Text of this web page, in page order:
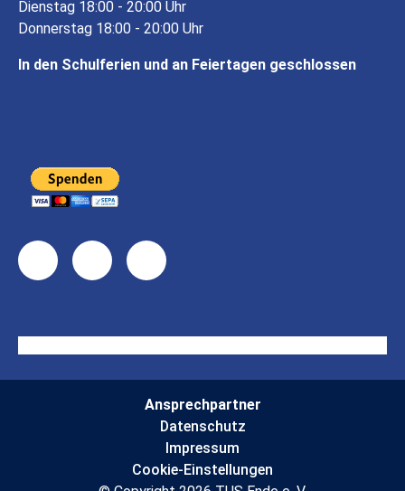
Dienstag 18:00 - 20:00 Uhr
Donnerstag 18:00 - 20:00 Uhr
In den Schulferien und an Feiertagen geschlossen
Ansprechpartner
Datenschutz
Impressum
Cookie-Einstellungen